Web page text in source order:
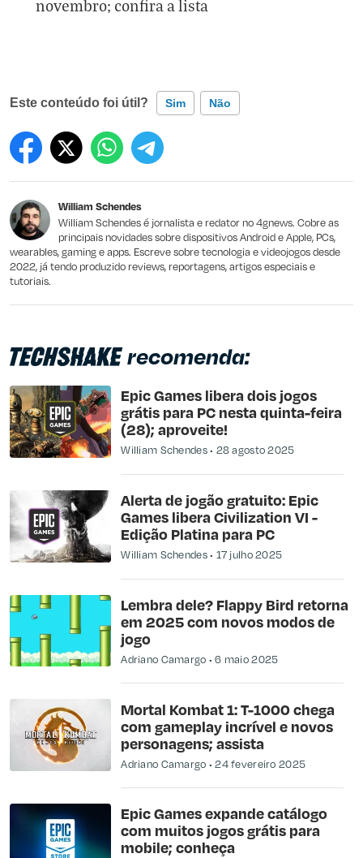
novembro; confira a lista
Este conteúdo foi útil? Sim Não
Este conteúdo contém informação incorreta
Outro
William Schendes
William Schendes é jornalista e redator no 4gnews. Cobre as
principais novidades sobre dispositivos Android e Apple, PCs,
wearables, gaming e apps. Escreve sobre tecnologia e videojogos desde
2022, já tendo produzido reviews, reportagens, artigos especiais e
tutoriais.
recomenda:
Epic Games libera dois jogos
grátis para PC nesta quinta-feira
(28); aproveite!
William Schendes 28 agosto 2025
Alerta de jogão gratuito: Epic
Games libera Civilization VI -
Edição Platina para PC
William Schendes 17 julho 2025
Lembra dele? Flappy Bird retorna
em 2025 com novos modos de
jogo
Adriano Camargo 6 maio 2025
Mortal Kombat 1: T-1000 chega
com gameplay incrível e novos
personagens; assista
Adriano Camargo 24 fevereiro 2025
Epic Games expande catálogo
com muitos jogos grátis para
mobile; conheça